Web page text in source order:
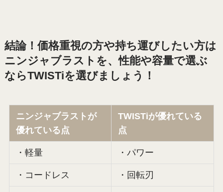
結論！価格重視の方や持ち運びしたい方は
ニンジャブラストを、性能や容量で選ぶ
ならTWISTiを選びましょう！
ニンジャブラストが
優れている点
TWISTiが優れている
点
・軽量 ・パワー
・コードレス ・回転刃